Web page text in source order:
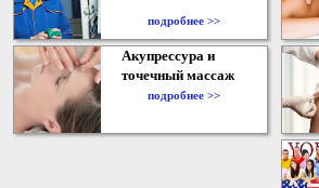
подробнее >>
Акупрессура и
точечный массаж
подробнее >>